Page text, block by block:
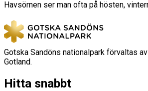
Havsörnen ser man ofta på hösten,
Gotska Sandöns nationalpark förvaltas
Gotland.
Hitta snabbt